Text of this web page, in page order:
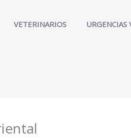
VETERINARIOS URGENCIAS